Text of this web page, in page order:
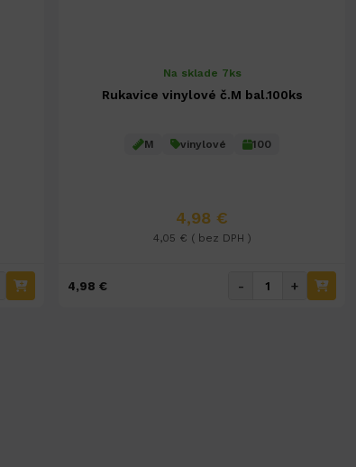
Na sklade 7ks
Rukavice vinylové č.M bal.100ks
M vinylové 100
4,98 €
4,05 € ( bez DPH )
4,98 € - +